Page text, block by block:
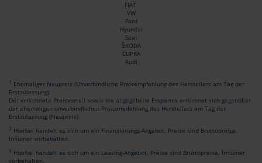
FIAT
VW
Ford
Hyundai
Seat
ŠKODA
CUPRA
Audi
1 Ehemaliger Neupreis (Unverbindliche Preisempfehlung des Herstellers am Tag der
Erstzulassung).
Der errechnete Preisvorteil sowie die angegebene Ersparnis errechnet sich gegenüber
der ehemaligen unverbindlichen Preisempfehlung des Herstellers am Tag der
Erstzulassung (Neupreis).
2 Hierbei handelt es sich um ein Finanzierungs-Angebot. Preise sind Bruttopreise.
Irrtümer vorbehalten.
3 Hierbei handelt es sich um ein Leasing-Angebot. Preise sind Bruttopreise. Irrtümer
vorbehalten.